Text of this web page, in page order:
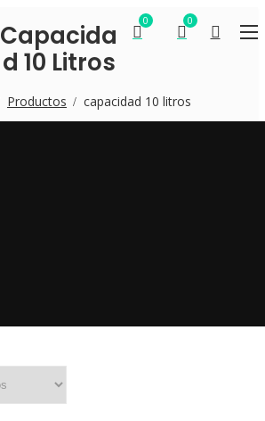
0 0
Capacida
D 10 Litros
Productos capacidad 10 litros